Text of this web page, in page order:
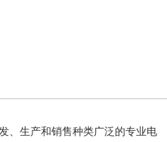
生产和销售种类广泛的专业电